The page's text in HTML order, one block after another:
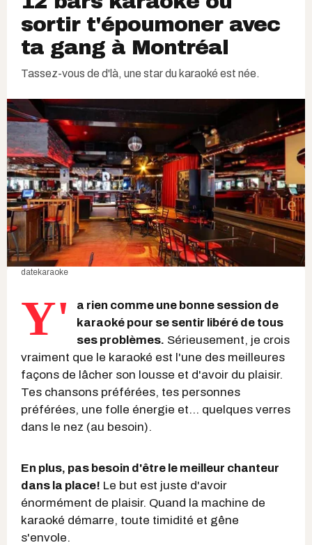
sortir t'époumoner avec
ta gang à Montréal
Tassez-vous de d'là, une star du karaoké est née.
datekaraoke
Y'
a rien comme une bonne session de
karaoké pour se sentir libéré de tous
ses problèmes. Sérieusement, je crois
vraiment que le karaoké est l'une des meilleures
façons de lâcher son lousse et d'avoir du plaisir.
Tes chansons préférées, tes personnes
préférées, une folle énergie et... quelques verres
dans le nez (au besoin).
En plus, pas besoin d'être le meilleur chanteur
dans la place! Le but est juste d'avoir
énormément de plaisir. Quand la machine de
karaoké démarre, toute timidité et gêne
s'envole.